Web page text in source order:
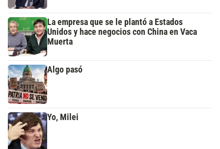
La empresa que se le plantó a Estados
Unidos y hace negocios con China en Vaca
Muerta
Algo pasó
Yo, Milei